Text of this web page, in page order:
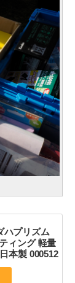
ハプリズム
ィング 軽量
本製 000512